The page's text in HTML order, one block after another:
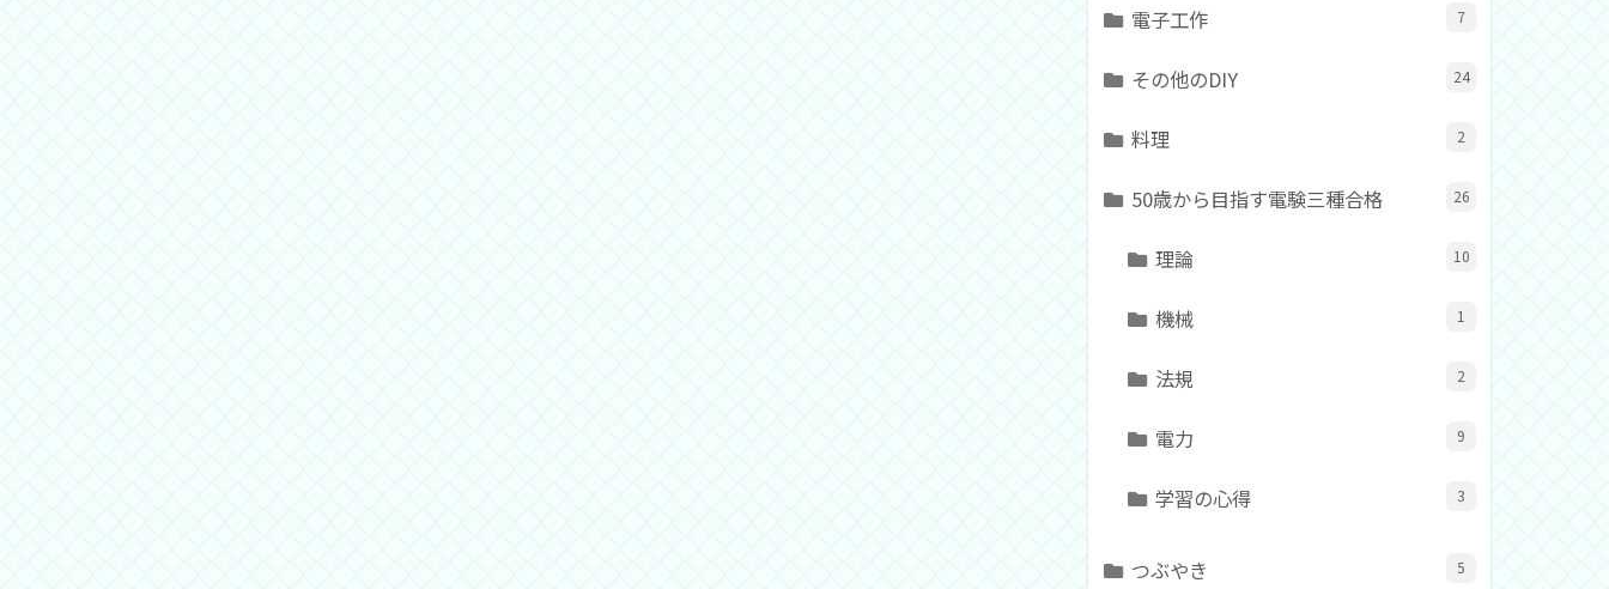
電子工作 7
その他のDIY 24
料理 2
50歳から目指す電験三種合格 26
理論 10
機械 1
法規 2
電力 9
学習の心得 3
つぶやき 5